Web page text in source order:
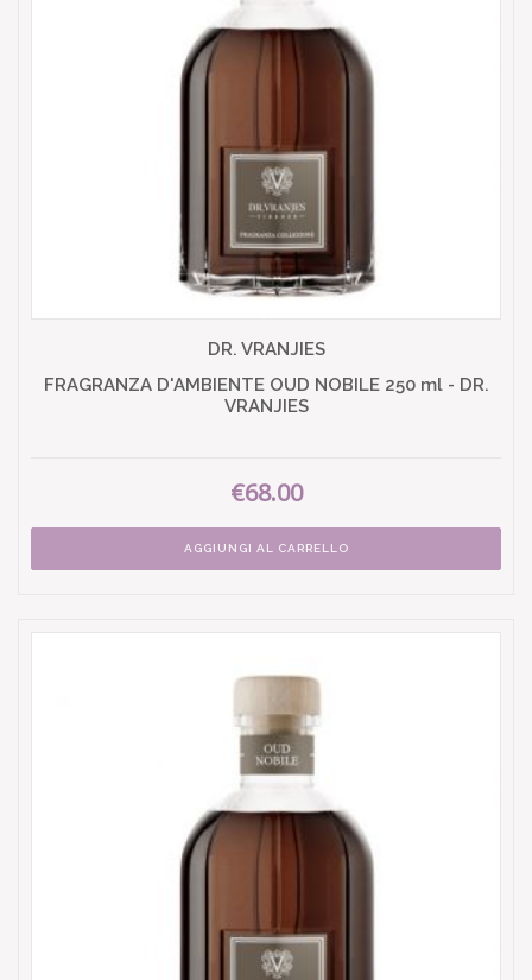
DR. VRANJIES
FRAGRANZA D'AMBIENTE OUD NOBILE 250 ml - DR.
VRANJIES
€68.00
AGGIUNGI AL CARRELLO